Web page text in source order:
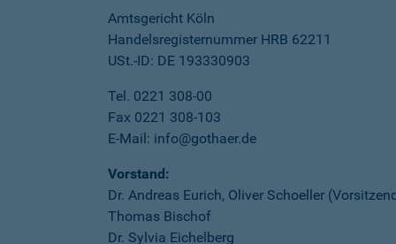
Amtsgericht Köln
Handelsregisternummer HRB 62211
USt.-ID: DE 193330903
Tel. 0221 308-00
Fax 0221 308-103
E-Mail: info@gothaer.de
Vorstand:
Dr. Andreas Eurich, Oliver Schoeller
Thomas Bischof
Dr. Sylvia Eichelberg